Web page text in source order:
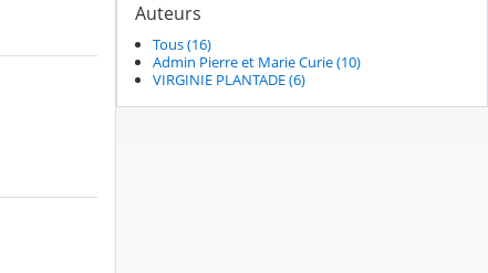
Auteurs
Tous (16)
Admin Pierre et Marie Curie (10)
VIRGINIE PLANTADE (6)